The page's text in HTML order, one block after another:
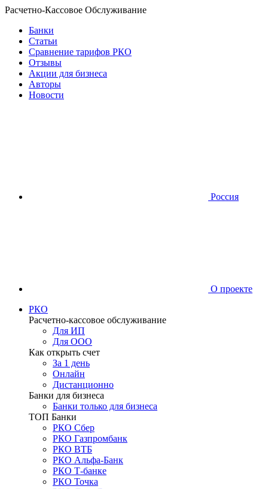
Расчетно-Кассовое Обслуживание
Банки
Статьи
Сравнение тарифов РКО
Отзывы
Акции для бизнеса
Авторы
Новости
Россия
О проекте
РКО
Расчетно-кассовое обслуживание
Для ИП
Для ООО
Как открыть счет
За 1 день
Онлайн
Дистанционно
Банки для бизнеса
Банки только для бизнеса
ТОП Банки
РКО Сбер
РКО Газпромбанк
РКО ВТБ
РКО Альфа-Банк
РКО Т-банке
РКО Точка